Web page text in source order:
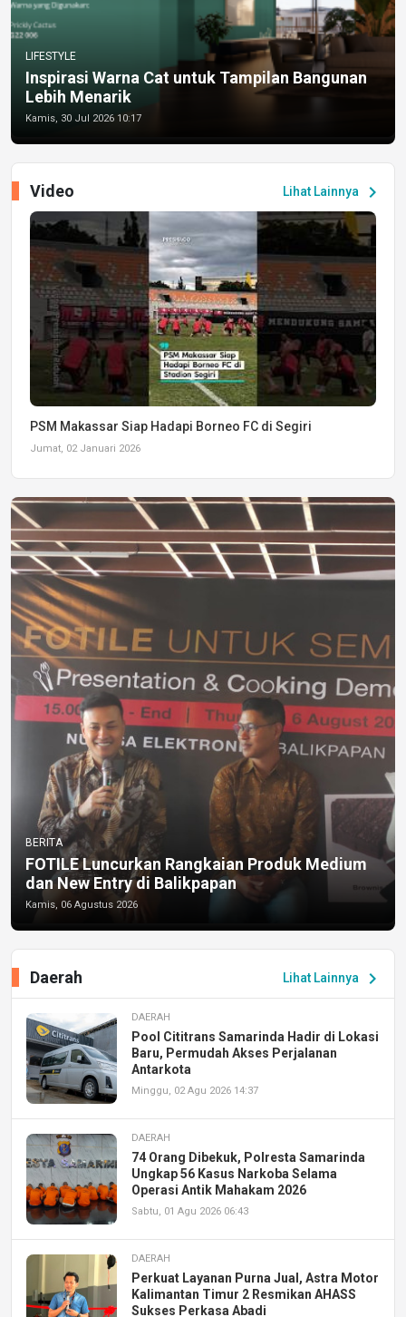
LIFESTYLE
Inspirasi Warna Cat untuk Tampilan Bangunan
Lebih Menarik
Kamis, 30 Jul 2026 10:17
Lihat Lainnya chevron_right
Video
PSM Makassar Siap Hadapi Borneo FC di Segiri
Jumat, 02 Januari 2026
BERITA
FOTILE Luncurkan Rangkaian Produk Medium
dan New Entry di Balikpapan
Kamis, 06 Agustus 2026
Lihat Lainnya chevron_right
Daerah
DAERAH
Pool Cititrans Samarinda Hadir di Lokasi
Baru, Permudah Akses Perjalanan
Antarkota
Minggu, 02 Agu 2026 14:37
DAERAH
74 Orang Dibekuk, Polresta Samarinda
Ungkap 56 Kasus Narkoba Selama
Operasi Antik Mahakam 2026
Sabtu, 01 Agu 2026 06:43
DAERAH
Perkuat Layanan Purna Jual, Astra Motor
Kalimantan Timur 2 Resmikan AHASS
Sukses Perkasa Abadi